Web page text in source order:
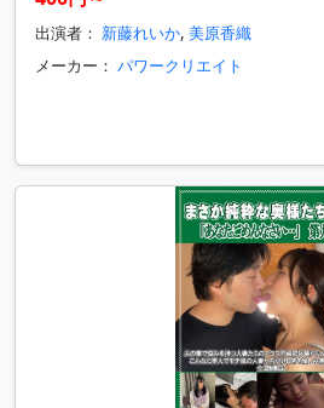
出演者： 新藤れいか, 美原香織
メーカー： パワークリエイト